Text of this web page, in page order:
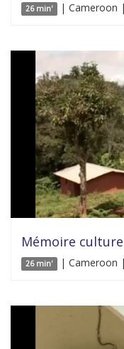
26 min' | Cameroon
Mémoire
26 min' | Cameroon